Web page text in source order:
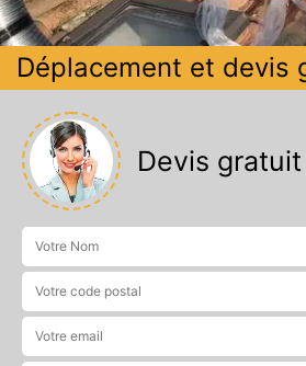
Déplacement et devis
Devis gratuit